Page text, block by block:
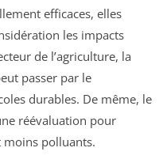
efficaces, elles
les impacts
de l’agriculture, la
passer par le
durables. De même, le
réévaluation pour
polluants.